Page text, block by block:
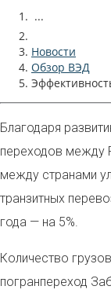
...
Новости
Обзор ВЭД
Благодаря
переходов между
между странами
транзитных
года — на 5%.
Количество
погранпереход